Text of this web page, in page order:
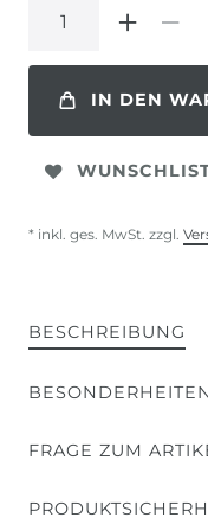
IN DEN
* inkl. ges. MwSt. zzgl.
BESCHREIBUNG
BESONDERHEITEN
FRAGE ZUM